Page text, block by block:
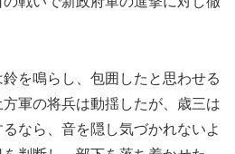
を鳴らし、包囲したと思わせる
軍の将兵は動揺したが、歳三は
るなら、音を隠し気づかれないよ